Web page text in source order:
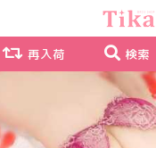
再入荷 検索